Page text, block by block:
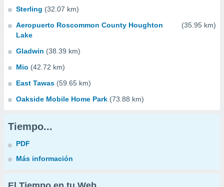
Sterling (32.07 km)
Aeropuerto Roscommon County Houghton
Lake
(35.95 km)
Gladwin (38.39 km)
Mio (42.72 km)
East Tawas (59.65 km)
Oakside Mobile Home Park (73.88 km)
Tiempo...
PDF
Más información